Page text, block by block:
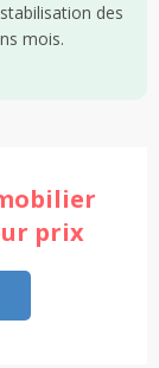
des
mois.
prix